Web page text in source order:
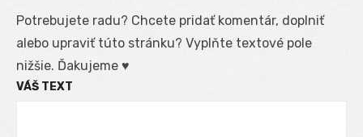
Potrebujete radu? Chcete pridať komentár, doplniť
alebo upraviť túto stránku? Vyplňte textové pole
nižšie. Ďakujeme ♥
VÁŠ TEXT